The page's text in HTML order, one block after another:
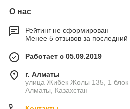
О нас
Рейтинг не сформирован
Менее 5 отзывов за последний
Работает с 05.09.2019
г. Алматы
улица Жибек Жолы 135, 1
Алматы, Казахстан